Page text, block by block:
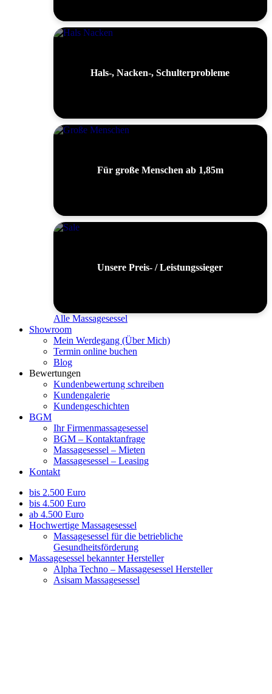
Hals-, Nacken-, Schulterprobleme
Für große Menschen ab 1,85m
Unsere Preis- / Leistungssieger
Alle Massagesessel
Showroom
Mein Werdegang (Über Mich)
Termin online buchen
Blog
Bewertungen
Kundenbewertung schreiben
Kundengalerie
Kundengeschichten
BGM
Ihr Firmenmassagesessel
BGM – Kontaktanfrage
Massagesessel – Mieten
Massagesessel – Leasing
Kontakt
bis 2.500 Euro
bis 4.500 Euro
ab 4.500 Euro
Hochwertige Massagesessel
Massagesessel für die betriebliche
Gesundheitsförderung
Massagesessel bekannter Hersteller
Alpha Techno – Massagesessel Hersteller
Asisam Massagesessel